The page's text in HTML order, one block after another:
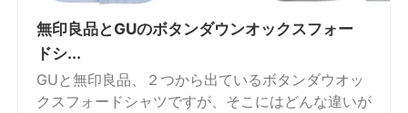
無印良品とGUのボタンダウンオックスフォー
ドシ...
GUと無印良品、２つから出ているボタンダウオッ
クスフォードシャツですが、そこにはどんな違いが